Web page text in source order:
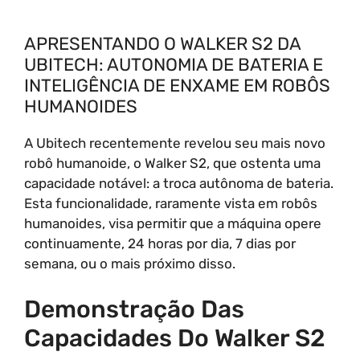
APRESENTANDO O WALKER S2 DA
UBITECH: AUTONOMIA DE BATERIA E
INTELIGÊNCIA DE ENXAME EM ROBÔS
HUMANOIDES
A Ubitech recentemente revelou seu mais novo
robô humanoide, o Walker S2, que ostenta uma
capacidade notável: a troca autônoma de bateria.
Esta funcionalidade, raramente vista em robôs
humanoides, visa permitir que a máquina opere
continuamente, 24 horas por dia, 7 dias por
semana, ou o mais próximo disso.
Demonstração Das
Capacidades Do Walker S2